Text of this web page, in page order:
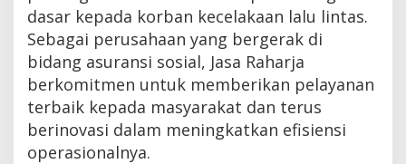
dasar kepada korban kecelakaan lalu lintas.
Sebagai perusahaan yang bergerak di
bidang asuransi sosial, Jasa Raharja
berkomitmen untuk memberikan pelayanan
terbaik kepada masyarakat dan terus
berinovasi dalam meningkatkan efisiensi
operasionalnya.